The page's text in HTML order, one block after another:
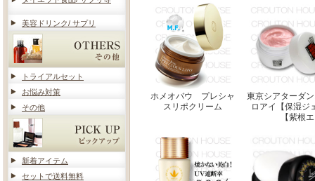
美容ドリンク/ サプリ
トライアルセット
お悩み対策
その他
新着アイテム
セットで送料無料
ホメオバウ プレシャ
スリポクリーム
東京シアターダ
ロアイ【保湿ジ
【紫根